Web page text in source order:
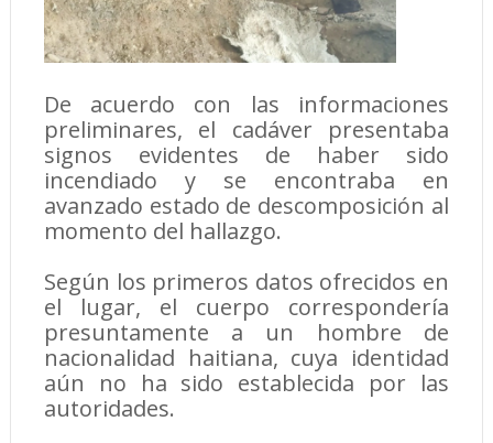
De acuerdo con las informaciones
preliminares, el cadáver presentaba
signos evidentes de haber sido
incendiado y se encontraba en
avanzado estado de descomposición al
momento del hallazgo.
Según los primeros datos ofrecidos en
el lugar, el cuerpo correspondería
presuntamente a un hombre de
nacionalidad haitiana, cuya identidad
aún no ha sido establecida por las
autoridades.